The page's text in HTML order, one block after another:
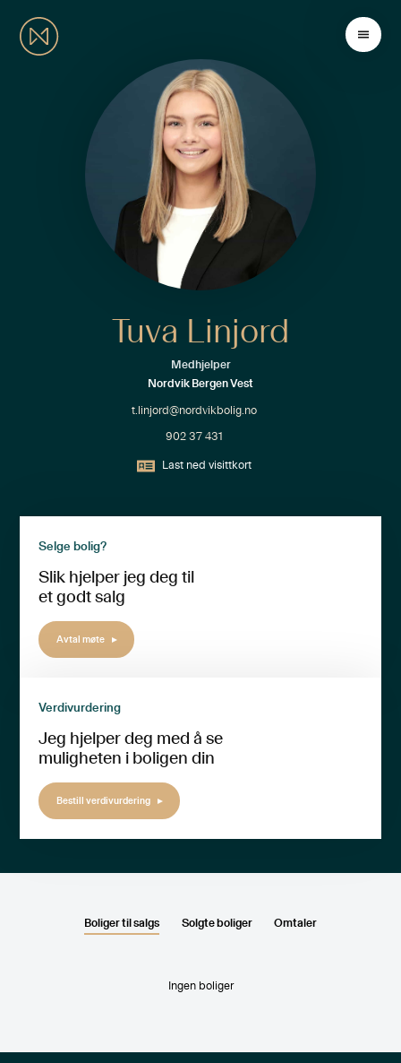
Tuva Linjord
Medhjelper
Nordvik Bergen Vest
t.linjord@nordvikbolig.no
902 37 431
Last ned visittkort
Selge bolig?
Slik hjelper jeg deg til
et godt salg
Avtal møte
Verdivurdering
Jeg hjelper deg med å se
muligheten i boligen din
Bestill verdivurdering
Boliger til salgs Solgte boliger Omtaler
Ingen boliger